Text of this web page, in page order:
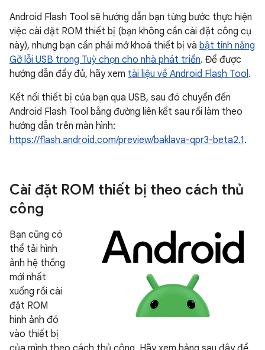
Android Flash Tool sẽ hướng dẫn bạn từng bước thực hiện
việc cài đặt ROM thiết bị (bạn không cần cài đặt công cụ
này), nhưng bạn cần phải mở khoá thiết bị và bật tính năng
Gỡ lỗi USB trong Tuỳ chọn cho nhà phát triển. Để được
hướng dẫn đầy đủ, hãy xem tài liệu về Android Flash Tool.
Kết nối thiết bị của bạn qua USB, sau đó chuyển đến
Android Flash Tool bằng đường liên kết sau rồi làm theo
hướng dẫn trên màn hình:
https://flash.android.com/preview/baklava-qpr3-beta2.1.
Cài đặt ROM thiết bị theo cách thủ
công
Bạn cũng có
thể tải hình
ảnh hệ thống
mới nhất
xuống rồi cài
đặt ROM
hình ảnh đó
vào thiết bị